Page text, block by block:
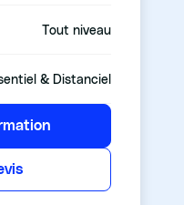
Tout niveau
& Distanciel